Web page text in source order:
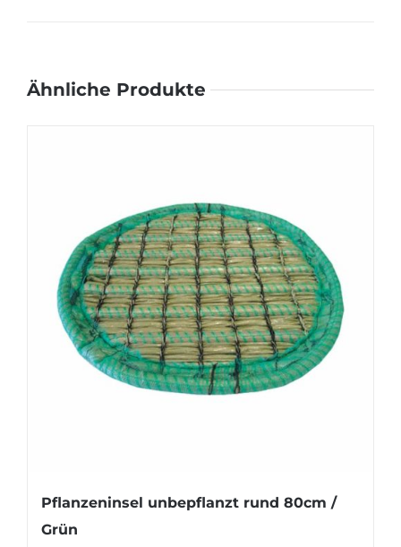
Ähnliche Produkte
Pflanzeninsel unbepflanzt rund 80cm /
Grün